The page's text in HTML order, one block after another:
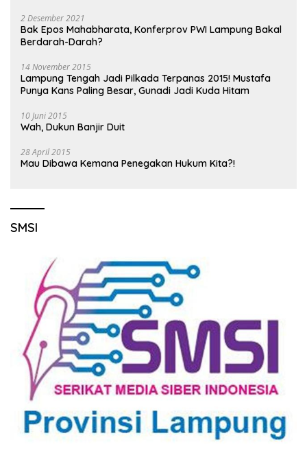
2 Desember 2021
Bak Epos Mahabharata, Konferprov PWI Lampung Bakal
Berdarah-Darah?
14 November 2015
Lampung Tengah Jadi Pilkada Terpanas 2015! Mustafa
Punya Kans Paling Besar, Gunadi Jadi Kuda Hitam
10 Juni 2015
Wah, Dukun Banjir Duit
28 April 2015
Mau Dibawa Kemana Penegakan Hukum Kita?!
SMSI